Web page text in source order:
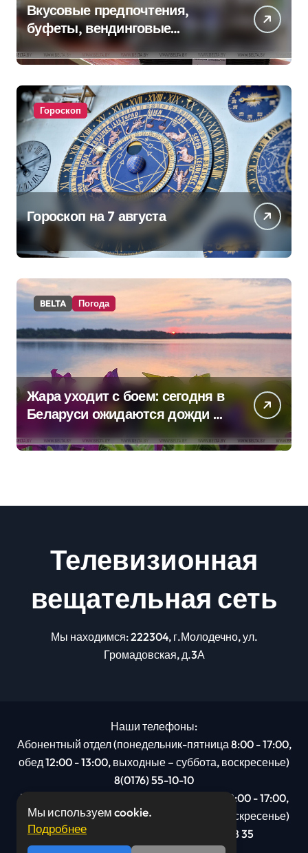
Вкусовые предпочтения,
буфеты, вендинговые
аппараты. Минобразования об
изменениях в школьном
питании
Гороскоп
Гороскоп на 7 августа
BELTA Погода
Жара уходит с боем: сегодня в
Беларуси ожидаются дожди и
грозы
Телевизионная
вещательная сеть
Мы находимся: 222304, г.Молодечно, ул.
Громадовская, д.3А
Наши телефоны:
Абонентный отдел (понедельник-пятница 8:00 - 17:00,
обед 12:00 - 13:00, выходные – суббота, воскресенье)
8(0176) 55-10-10
Рекламный отдел (понедельник-пятница 8:00 - 17:00,
обед 12:00 - 13:00, выходные – суббота, воскресенье)
8(0176): 54 95 80, МТС +375 29 201 78 35
Мы используем cookie.
Подробнее